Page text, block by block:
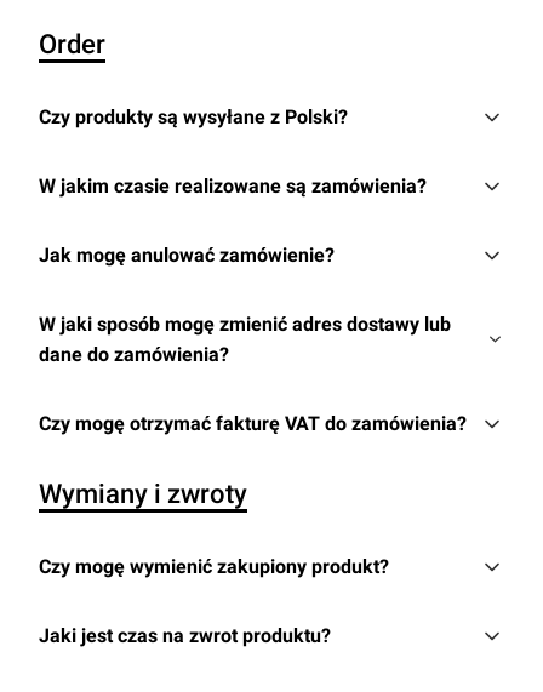
Order
Czy produkty są wysyłane z Polski?
W jakim czasie realizowane są zamówienia?
Jak mogę anulować zamówienie?
W jaki sposób mogę zmienić adres dostawy lub
dane do zamówienia?
Czy mogę otrzymać fakturę VAT do zamówienia?
Wymiany i zwroty
Czy mogę wymienić zakupiony produkt?
Jaki jest czas na zwrot produktu?